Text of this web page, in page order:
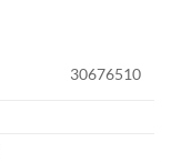
30676510